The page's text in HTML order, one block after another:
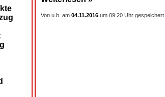
Von u.b. am 04.11.2016 um 09:20 Uhr